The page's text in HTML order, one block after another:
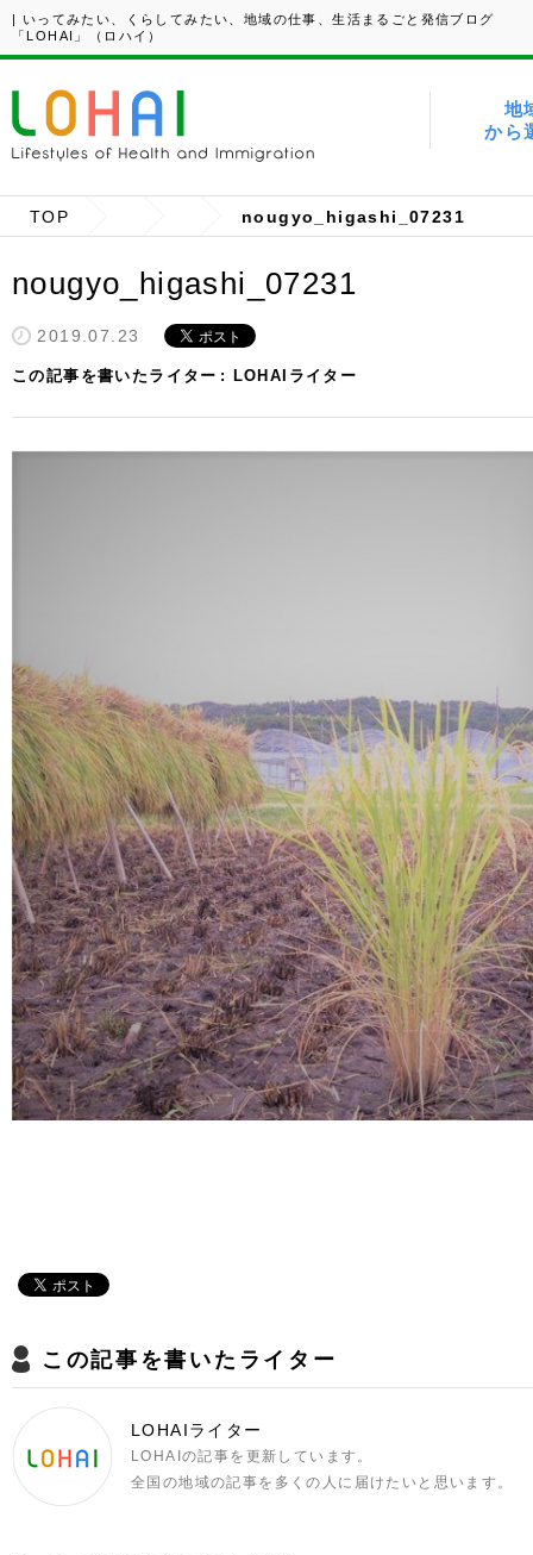
| いってみたい、くらしてみたい、地域の仕事、生活まるごと発信ブログ
「LOHAI」（ロハイ）
地
から
TOP nougyo_higashi_07231
nougyo_higashi_07231
2019.07.23
この記事を書いたライター LOHAIライター
この記事を書いたライター
LOHAIライター
LOHAIの記事を更新しています。
全国の地域の記事を多くの人に届けたいと思います。